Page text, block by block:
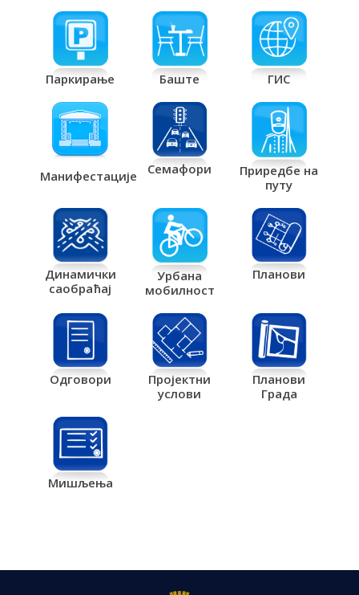
Паркирање Баште ГИС
Манифестације Семафори
Приредбе на
путу
Динамички
саобраћај
Урбана
мобилност
Планови
Одговори
Пројектни
услови
Планови
Града
Мишљења